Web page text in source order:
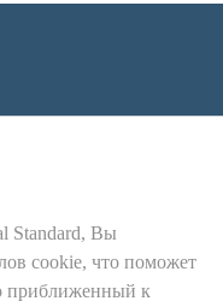
ул.,
Standard, Вы
cookie, что поможет
приближенный к